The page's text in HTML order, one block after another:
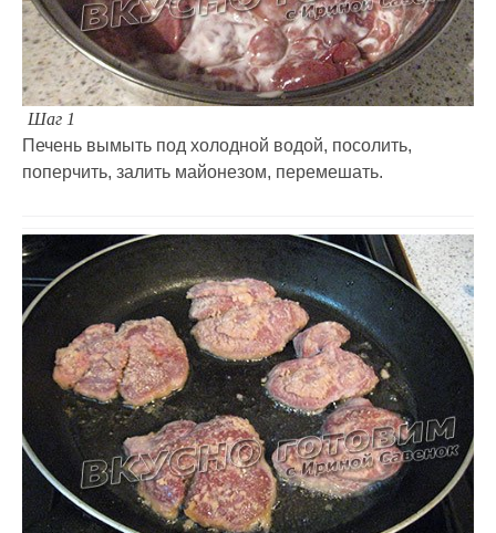
Шаг 1
Печень вымыть под холодной водой, посолить,
поперчить, залить майонезом, перемешать.